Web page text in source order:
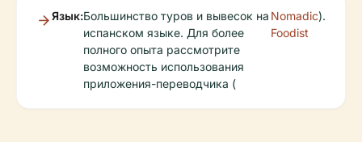
Язык:Большинство туров и вывесок на
испанском языке. Для более
полного опыта рассмотрите
возможность использования
приложения-переводчика (
Nomadic
Foodist
).